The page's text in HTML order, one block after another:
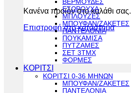
Κανένα προϊόν στο καλάθι σας.
Επιστροφή στο κατάστημα
ΒΕΡΜΟΥΔΕΣ
ΕΣΩΡΟΥΧΑ
ΜΠΛΟΥΖΕΣ
ΜΠΟΥΦΑΝ/ΖΑΚΕΤΕΣ
ΠΑΝΤΕΛΟΝΙΑ
ΠΟΥΚΑΜΙΣΑ
ΠΥΤΖΑΜΕΣ
ΣΕΤ 3ΤΜΧ
ΦΟΡΜΕΣ
ΚΟΡΙΤΣΙ
ΚΟΡΙΤΣΙ 0-36 ΜΗΝΩΝ
ΜΠΟΥΦΑΝ/ΖΑΚΕΤΕΣ
ΠΑΝΤΕΛΟΝΙΑ